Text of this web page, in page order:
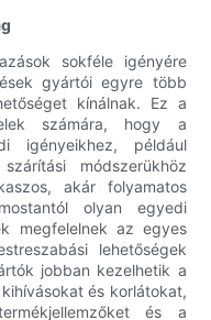
sokféle igényére
gyártói egyre több
kínálnak. Ez a
számára, hogy a
igényeikhez, például
módszerükhöz
akár folyamatos
olyan egyedi
megfelelnek az egyes
lehetőségek
jobban kezelhetik a
és korlátokat,
és a